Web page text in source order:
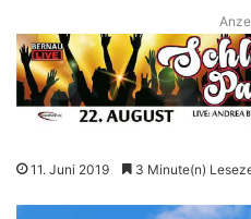
11. Juni 2019 3 Minute(n)